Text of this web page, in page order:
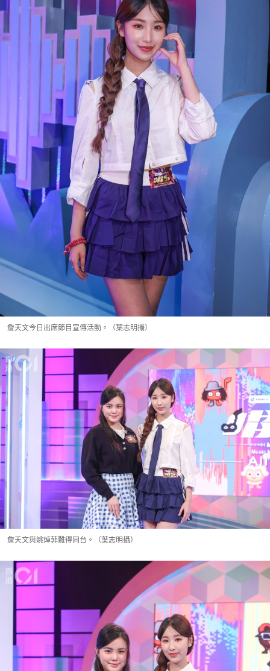
詹天文今日出席節目宣傳活動。（葉志明攝）
詹天文與姚焯菲難得同台。（葉志明攝）